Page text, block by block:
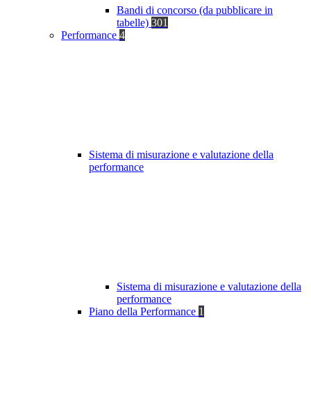
Bandi di concorso (da pubblicare in
tabelle) 301
Performance 4
Sistema di misurazione e valutazione della
performance
Sistema di misurazione e valutazione della
performance
Piano della Performance 1